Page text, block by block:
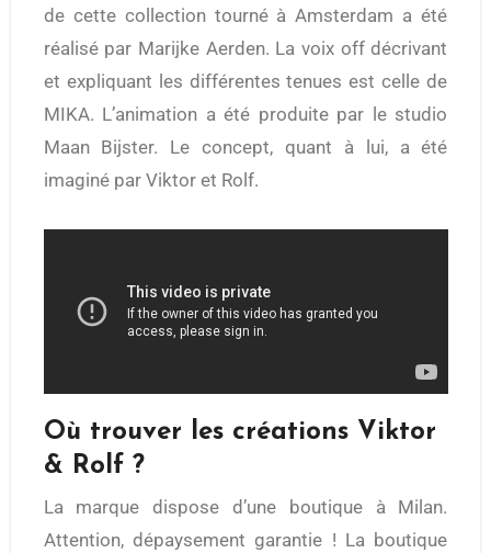
de cette collection tourné à Amsterdam a été
réalisé par Marijke Aerden. La voix off décrivant
et expliquant les différentes tenues est celle de
MIKA. L’animation a été produite par le studio
Maan Bijster. Le concept, quant à lui, a été
imaginé par Viktor et Rolf.
Où trouver les créations Viktor
& Rolf ?
La marque dispose d’une boutique à Milan.
Attention, dépaysement garantie ! La boutique